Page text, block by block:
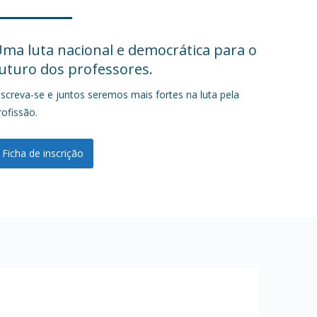
luta nacional e democrática para o
dos professores.
se e juntos seremos mais fortes na luta pela
Ficha de inscrição